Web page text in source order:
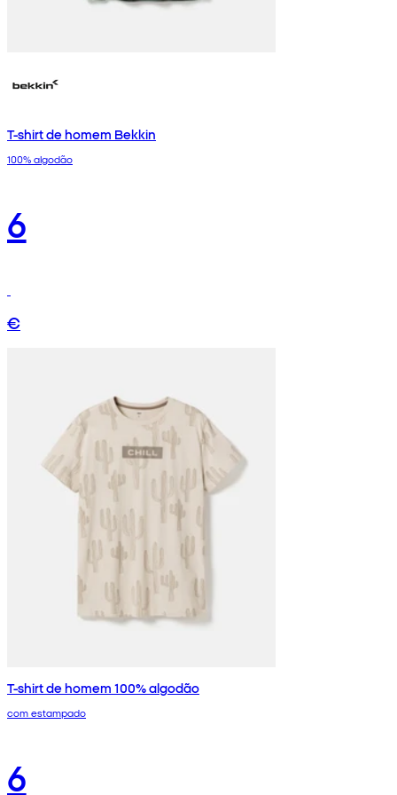
T-shirt de homem Bekkin
100% algodão
6
€
T-shirt de homem 100% algodão
com estampado
6